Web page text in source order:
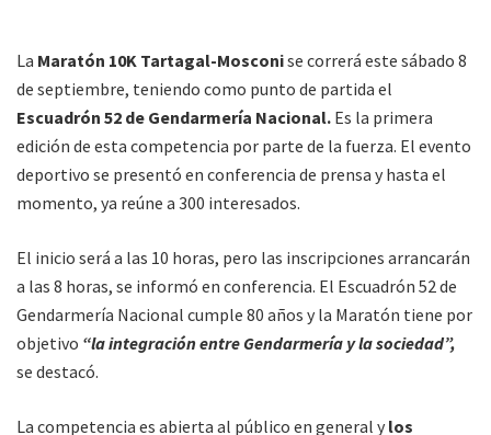
La Maratón 10K Tartagal-Mosconise correrá este sábado 8
de septiembre, teniendo como punto de partida el
Escuadrón 52 de Gendarmería Nacional. Es la primera
edición de esta competencia por parte de la fuerza. El evento
deportivo se presentó en conferencia de prensa y hasta el
momento, ya reúne a 300 interesados.
El inicio será a las 10 horas, pero las inscripciones arrancarán
a las 8 horas, se informó en conferencia. El Escuadrón 52 de
Gendarmería Nacional cumple 80 años y la Maratón tiene por
objetivo “la integración entre Gendarmería y la sociedad”,
se destacó.
La competencia es abierta al público en general y los